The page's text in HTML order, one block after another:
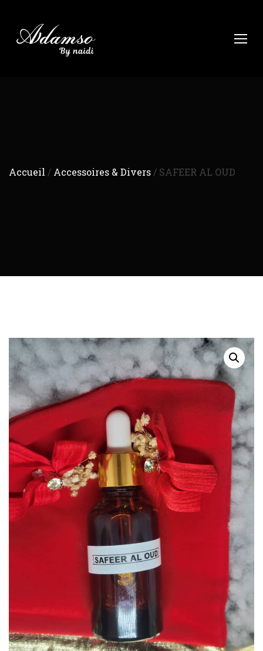
Accueil / Accessoires & Divers / SAFEER AL OUD